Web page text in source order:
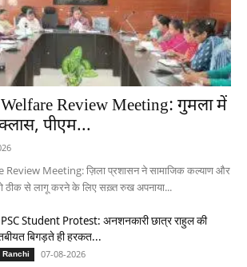
Review Meeting: गुमला में
पीएम...
Meeting: ज़िला प्रशासन ने सामाजिक कल्याण और
ठीक से लागू करने के लिए सख़्त रुख अपनाया...
Student Protest: अनशनकारी छात्र राहुल की
बिगड़ते ही हरकत...
Ranchi 07-08-2026